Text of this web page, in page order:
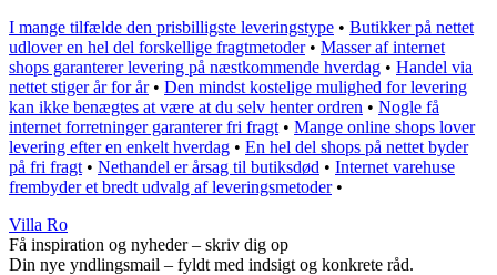
I mange tilfælde den prisbilligste leveringstype • Butikker på nettet
udlover en hel del forskellige fragtmetoder• Masser af internet
shops garanterer levering på næstkommende hverdag • Handel via
nettet stiger år for år• Den mindst kostelige mulighed for levering
kan ikke benægtes at være at du selv henter ordren • Nogle få
internet forretninger garanterer fri fragt • Mange online shops lover
levering efter en enkelt hverdag • En hel del shops på nettet byder
på fri fragt • Nethandel er årsag til butiksdød • Internet varehuse
frembyder et bredt udvalg af leveringsmetoder•
Villa Ro
Få inspiration og nyheder – skriv dig op
Din nye yndlingsmail – fyldt med indsigt og konkrete råd.